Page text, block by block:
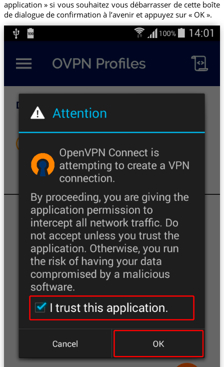
application » si vous souhaitez vous débarrasser de cette boîte
de dialogue de confirmation à l’avenir et appuyez sur « OK ».